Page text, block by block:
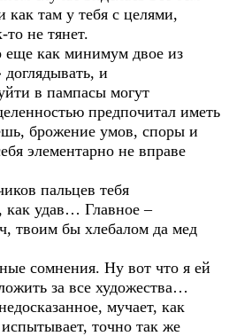
как там у тебя с целями,
не тянет.
еще как минимум двое из
и
в пампасы могут
предпочитал иметь
брожение умов, споры и
элементарно не вправе
пальцев тебя
как удав… Главное –
твоим бы хлебалом да мед
сомнения. Ну вот что я ей
за все художества…
мучает, как
точно так же